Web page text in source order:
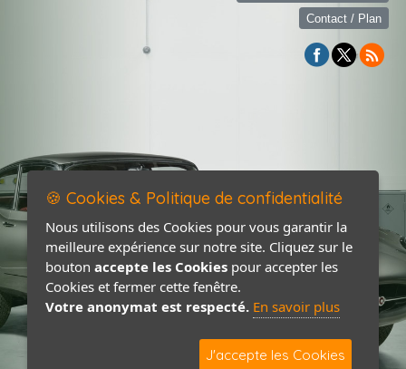
Contact / Plan
🍪 Cookies & Politique de confidentialité
Nous utilisons des Cookies pour vous garantir la
meilleure expérience sur notre site. Cliquez sur le
bouton accepte les Cookies pour accepter les
Cookies et fermer cette fenêtre.
Votre anonymat est respecté. En savoir plus
J'accepte les Cookies